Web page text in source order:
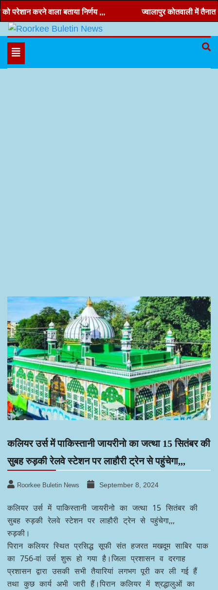
Skip
to
content
करने वाला बताया निर्णय ,,, ज्वालापुर कोतवाली में तैनात
Roorkee Buletin News
Hindi news, roorkee news, Uttarakhand news
Toggle
navigation
कलियर उर्स में पाकिस्तानी जायरीनो का जत्था 15 सितंबर की
सुबह रुड़की रेलवे स्टेशन पर लाहौरी ट्रेन से पहुंचेगा,,,
Roorkee Buletin News September 8, 2024
कलियर उर्स में पाकिस्तानी जायरीनो का जत्था 15 सितंबर की
सुबह रुड़की रेलवे स्टेशन पर लाहौरी ट्रेन से पहुंचेगा,,,
रुड़की।
पिरान कलियर स्थित प्रसिद्ध सूफी संत हजरत मखदूम साबिर पाक
का 756-वां उर्स शुरू हो गया है।जिला प्रशासन व दरगाह
प्रशासन द्वारा उसकी सभी तैयारियां लगभग पूरी कर ली गई हैं
तथा कुछ कार्य अभी जारी हैं।पिरान कलियर में श्रद्धालुओं का